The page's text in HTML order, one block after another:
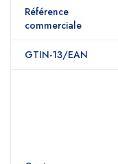
Référence
commerciale
GTIN-13/EAN